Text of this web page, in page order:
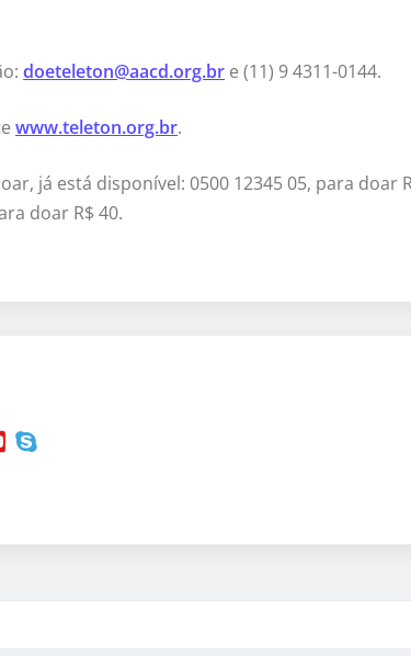
doeteleton@aacd.org.br e (11) 9 4311-0144.
www.teleton.org.br.
já está disponível: 0500 12345 05, para doar
doar R$ 40.